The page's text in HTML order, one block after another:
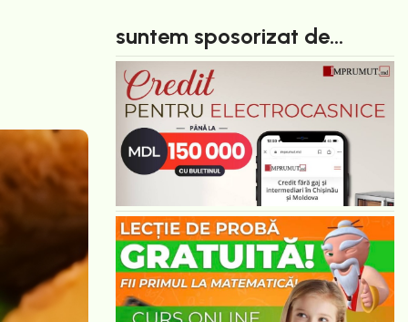
suntem sposorizat de...